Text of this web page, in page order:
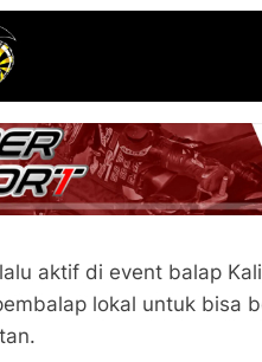
aktif di event balap
lokal untuk bisa